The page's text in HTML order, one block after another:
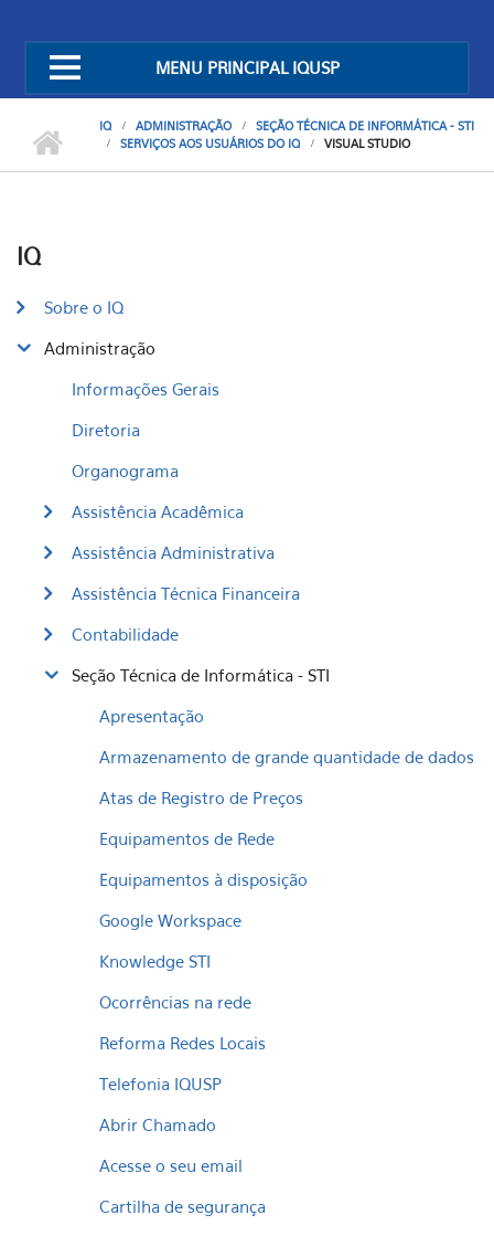
MENU PRINCIPAL IQUSP
IQ ADMINISTRAÇÃO
SEÇÃO TÉCNICA DE INFORMÁTICA - STI
SERVIÇOS AOS USUÁRIOS DO IQ
VISUAL STUDIO
IQ
Sobre o IQ
Administração
Informações Gerais
Diretoria
Organograma
Assistência Acadêmica
Assistência Administrativa
Assistência Técnica Financeira
Contabilidade
Seção Técnica de Informática - STI
Apresentação
Armazenamento de grande quantidade de dados
Atas de Registro de Preços
Equipamentos de Rede
Equipamentos à disposição
Google Workspace
Knowledge STI
Ocorrências na rede
Reforma Redes Locais
Telefonia IQUSP
Abrir Chamado
Acesse o seu email
Cartilha de segurança